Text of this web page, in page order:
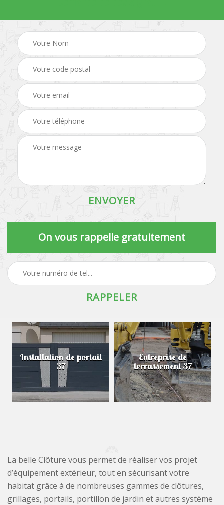
On vous rappelle gratuitement
Installation de portail
37
Entreprise de
terrassement 37
La belle Clôture vous permet de réaliser vos projet
d’équipement extérieur, tout en sécurisant votre
habitat grâce à de nombreuses gammes de clôtures,
grillages, portails, portillon de jardin et autres système